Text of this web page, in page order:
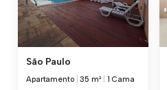
São Paulo
Apartamento |35 m² 1 Cama